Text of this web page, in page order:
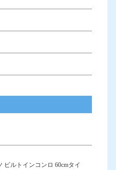
ルトインコンロ 60cmタイ